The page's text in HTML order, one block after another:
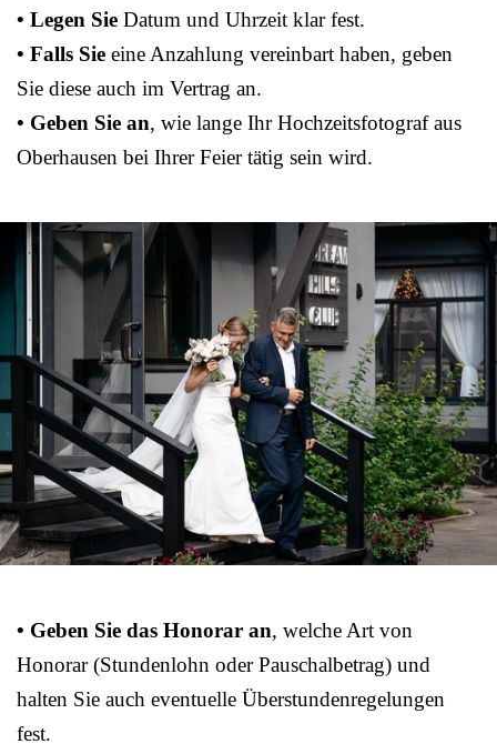
• Legen Sie Datum und Uhrzeit klar fest.
• Falls Sie eine Anzahlung vereinbart haben, geben
Sie diese auch im Vertrag an.
• Geben Sie an, wie lange Ihr Hochzeitsfotograf aus
Oberhausen bei Ihrer Feier tätig sein wird.
• Geben Sie das Honorar an, welche Art von
Honorar (Stundenlohn oder Pauschalbetrag) und
halten Sie auch eventuelle Überstundenregelungen
fest.